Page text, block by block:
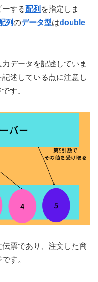
ーする配列 を指定しま
列のデータ型はdouble
力データを記述していま
述している点に注意し
す。
伝票であり、注文した商
す。